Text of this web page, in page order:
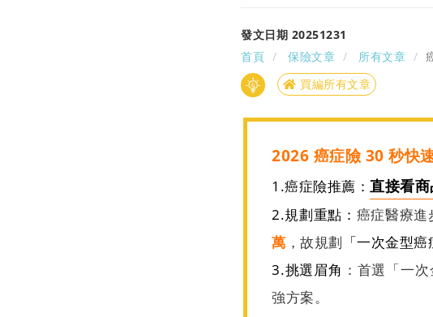
發文日期 20251231
首頁
保險文章 所有文章
買編所有文章
2026 癌症險 30 秒快
1.癌症險推薦：直接看商
2.規劃重點： 癌症醫療進
萬 ，故規劃 「一次金型
3.挑選眉角 ：首選「一
強方案。